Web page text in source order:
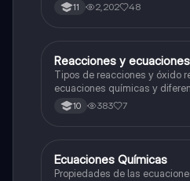
11 2,202 48
Química
Reacciones y
Tipos de reacciones y óxido
ecuaciones químicas y
10 383 7
Química
Ecuaciones Químicas
Propiedades de las